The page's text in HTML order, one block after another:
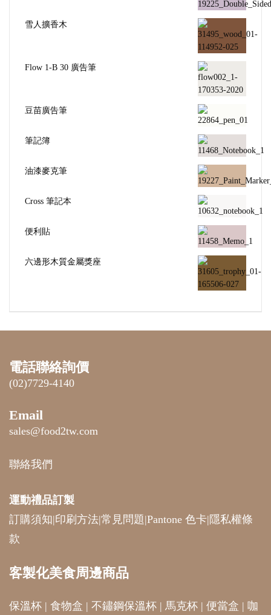
雪人擴香木
Flow 1-B 30 廣告筆
豆苗廣告筆
筆記簿
油漆麥克筆
Cross 筆記本
便利貼
六邊形木質金屬獎座
電話聯絡詢價
(02)7729-4140
Email
sales@food2tw.com
聯絡我們
運動禮品訂製
訂購須知|印刷方法|常見問題|Pantone 色卡| 隱私權條
款
客製化美食周邊商品
保溫杯 | 食物盒 | 不鏽鋼保溫杯 | 馬克杯 | 便當盒 | 咖